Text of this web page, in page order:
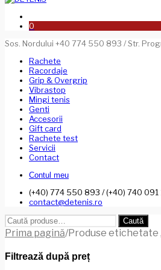
0
Sos. Nordului +40 774 550 893 / Str.
Rachete
Racordaje
Grip & Overgrip
Vibrastop
Mingi tenis
Genti
Accesorii
Gift card
Rachete test
Servicii
Contact
Contul meu
(+40) 774 550 893 / (+40) 740 091
contact@detenis.ro
Caută
după:
Caută
Prima pagină/Produse etichetate
Filtrează după preț